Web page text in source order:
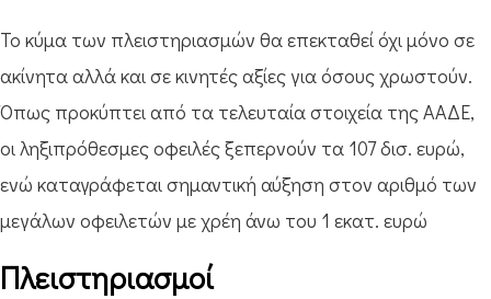
Το κύμα των πλειστηριασμών θα επεκταθεί όχι μόνο σε
ακίνητα αλλά και σε κινητές αξίες για όσους χρωστούν.
Όπως προκύπτει από τα τελευταία στοιχεία της ΑΑΔΕ,
οι ληξιπρόθεσμες οφειλές ξεπερνούν τα 107 δισ. ευρώ,
ενώ καταγράφεται σημαντική αύξηση στον αριθμό των
μεγάλων οφειλετών με χρέη άνω του 1 εκατ. ευρώ
Πλειστηριασμοί